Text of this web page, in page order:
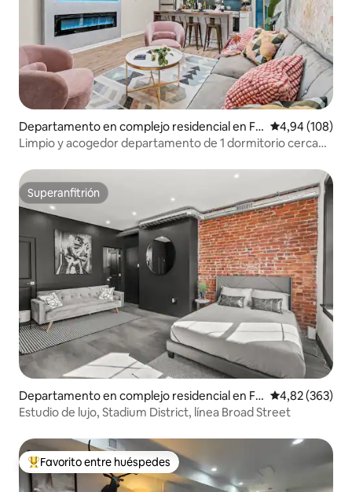
Departamento en complejo residencial en Fil
adelfia
Calificación
4,94 (108)
Limpio y acogedor departamento de 1 dormitorio cerca
Superanfitrión
Superanfitrión
Departamento en complejo residencial en Fil
adelfia
Calificación
4,82 (363)
Estudio de lujo, Stadium District, línea Broad Street
Favorito entre los huéspedes más destacados
Favorito entre huéspedes